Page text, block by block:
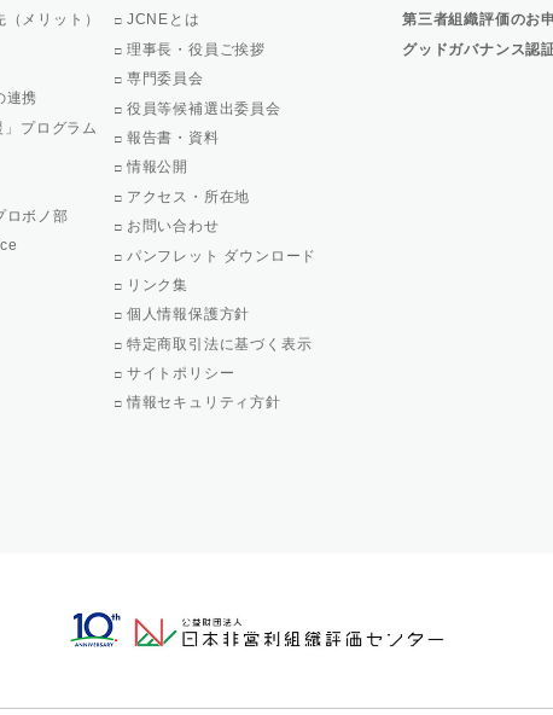
メリット）
連携
プログラム
ボノ部
JCNEとは
理事長・役員ご挨拶
専門委員会
役員等候補選出委員会
報告書・資料
情報公開
アクセス・所在地
お問い合わせ
パンフレット ダウンロード
リンク集
個人情報保護方針
特定商取引法に基づく表示
サイトポリシー
情報セキュリティ方針
第三者組織評価のお
グッドガバナンス認